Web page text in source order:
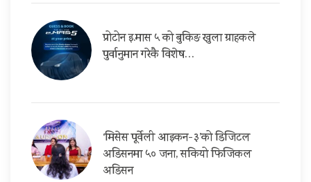
प्रोटोन इ.मास ५ को बुकिङ खुला ग्राहकले
पुर्वानुमान गरेकै विशेष…
‘मिसेस पूर्वेली आइकन-३’को डिजिटल
अडिसनमा ५० जना, सकियो फिजिकल
अडिसन